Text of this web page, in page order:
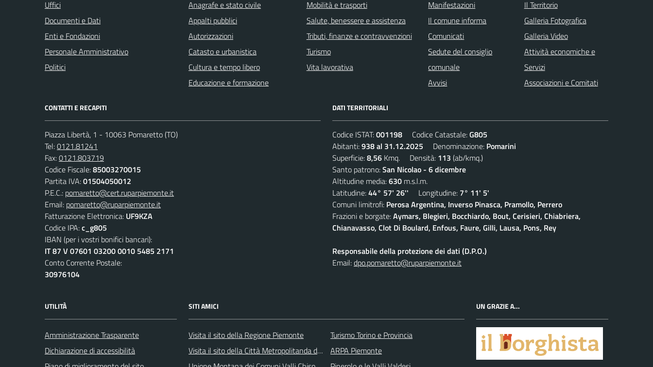
Uffici
Documenti e Dati
Enti e Fondazioni
Personale Amministrativo
Politici
Anagrafe e stato civile
Appalti pubblici
Autorizzazioni
Catasto e urbanistica
Cultura e tempo libero
Educazione e formazione
Mobilità e trasporti
Salute, benessere e assistenza
Tributi, finanze e contravvenzioni
Turismo
Vita lavorativa
Manifestazioni
Il comune informa
Comunicati
Sedute del consiglio
comunale
Avvisi
Il Territorio
Galleria Fotografica
Galleria Video
Attività economiche e
Servizi
Associazioni e Comitati
CONTATTI E RECAPITI
Piazza Libertà, 1 - 10063 Pomaretto (TO)
Tel:0121.81241
Fax:0121.803719
Codice Fiscale:85003270015
Partita IVA:01504050012
P.E.C.: pomaretto@cert.ruparpiemonte.it
Email: pomaretto@ruparpiemonte.it
Fatturazione Elettronica: UF9KZA
Codice IPA:c_g805
IBAN (per i vostri bonifici bancari):
IT 87 V 07601 03200 0010 5485 2171
Conto Corrente Postale:
30976104
DATI TERRITORIALI
Codice ISTAT:001198 Codice Catastale:G805
Abitanti:938 al 31.12.2025 Denominazione: Pomarini
Superficie:8,56 Kmq. Densità: 113 (ab/kmq.)
Santo patrono:San Nicolao - 6 dicembre
Altitudine media:630 m.s.l.m.
Latitudine:44° 57' 26'' Longitudine: 7° 11' 5'
Comuni limitrofi: Perosa Argentina, Inverso Pinasca, Pramollo, Perrero
Frazioni e borgate:Aymars, Blegieri, Bocchiardo, Bout, Cerisieri, Chiabriera,
Chianavasso, Clot Di Boulard, Enfous, Faure, Gilli, Lausa, Pons, Rey
Responsabile della protezione dei dati (D.P.O.)
Email:dpo.pomaretto@ruparpiemonte.it
UTILITÀ
Amministrazione Trasparente
Dichiarazione di accessibilità
SITI AMICI
Visita il sito della Regione Piemonte
Visita il sito della Città Metropolitanda di Torino
Turismo Torino e Provincia
ARPA Piemonte
UN GRAZIE A...